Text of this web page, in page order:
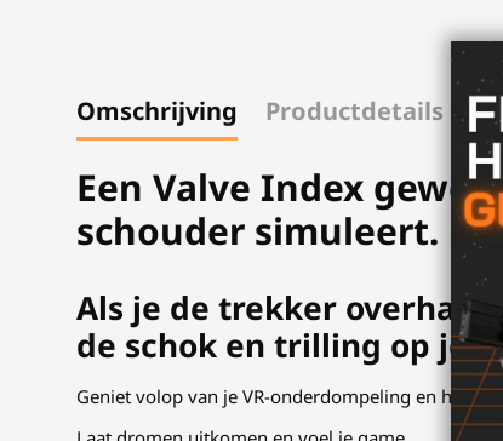
Omschrijving Productdetails
Een Valve Index
schouder simuleert.
Als je de trekker
de schok en trilling op je
Geniet volop van je VR-onderdompeling en